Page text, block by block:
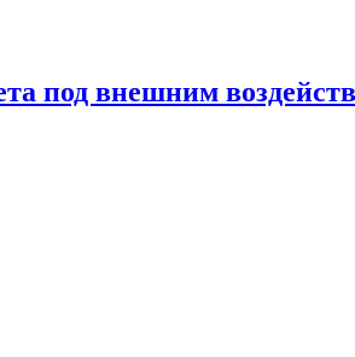
под внешним